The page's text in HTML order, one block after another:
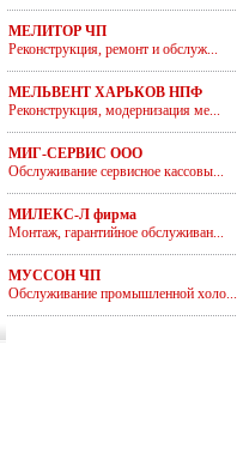
МЕЛИТОР ЧП
Реконструкция, ремонт и обслуж...
МЕЛЬВЕНТ ХАРЬКОВ НПФ
Реконструкция, модернизация ме...
МИГ-СЕРВИС ООО
Обслуживание сервисное кассовы...
МИЛЕКС-Л фирма
Монтаж, гарантийное обслуживан...
МУССОН ЧП
Обслуживание промышленной холо...